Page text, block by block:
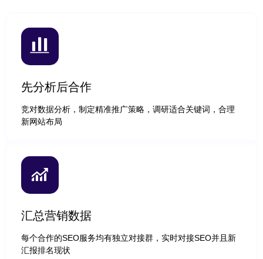
先分析后合作
竞对数据分析，制定精准推广策略，调研适合关键词，合理
新网站布局
汇总营销数据
每个合作的SEO服务均有独立对接群，实时对接SEO并且新
汇报排名现状